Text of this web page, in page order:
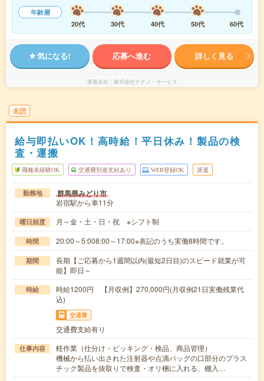
年齢層
20代
30代 40代 50代 60代
気になる! 応募へ進む 詳しく見る
派遣会社 株式会社テクノ・サービス
未読
給与即払いOK！高時給！平日休み！製品の検
査・運搬
職種未経験OK 交通費別途支給あり WEB登録OK 派遣
勤務地 群馬県みどり市
岩宿駅から車11分
曜日頻度 月～金・土・日・祝 ※シフト制
時間 20:00～5:008:00～17:00※表記のうち実働8時間です。
期間
長期【ご応募から1週間以内(最短2日目)のスピード就業が可
能】即日～
時給
時給1200円 【月収例】270,000円(月収例21日実働残業代
込)
交通費
交通費支給有り
仕事内容
軽作業（仕分け・ピッキング・検品、商品管理）
機械から払い出された注射器や点滴バッグの口部分のプラス
チック製品を抜取りで検査・オリ梱に入れる、棚入…